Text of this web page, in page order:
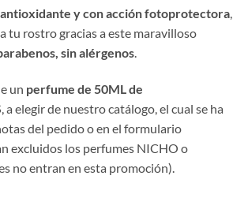
antioxidante y con acción fotoprotectora
tu rostro gracias a este maravilloso
sin alérgenos
un perfume de 50ML de
, a elegir de nuestro catálogo, el cual se ha
del pedido o en el formulario
excluidos los perfumes NICHO o
no entran en esta promoción).